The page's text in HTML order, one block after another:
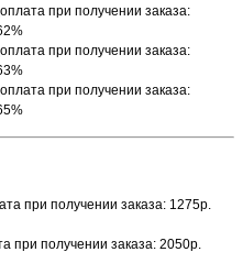
при получении заказа:
при получении заказа:
при получении заказа:
при получении заказа: 1275р.
при получении заказа: 2050р.